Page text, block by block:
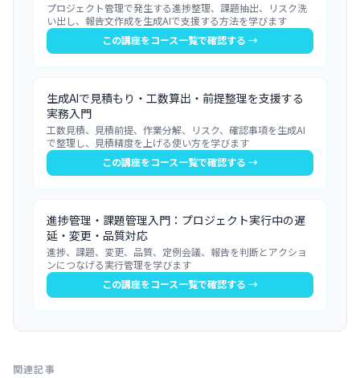
プロジェクト管理で発生する進捗整理、課題抽出、リスク洗
い出し、報告文作成を生成AIで支援する方法を学びます
この講座をコース一覧で確認する →
生成AIで見積もり・工数算出・前提整理を支援する
実務入門
工数見積、見積前提、作業分解、リスク、確認事項を生成AI
で整理し、見積精度を上げる使い方を学びます
この講座をコース一覧で確認する →
進捗管理・課題管理入門：プロジェクト実行中の遅
延・変更・品質対応
進捗、課題、変更、品質、定例会議、報告を判断とアクショ
ンにつなげる実行管理を学びます
この講座をコース一覧で確認する →
関連記事